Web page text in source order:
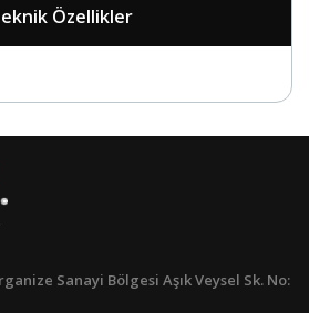
Teknik Özellikler
Sanayi Bölgesi Aşık Veysel Sk. No: